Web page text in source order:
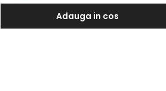
Adauga in cos